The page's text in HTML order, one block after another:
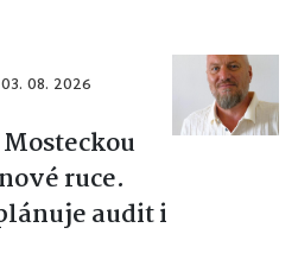
03. 08. 2026
Mosteckou
ruce.
audit i